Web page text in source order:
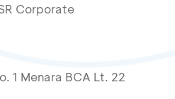
Corporate
1 Menara BCA Lt. 22